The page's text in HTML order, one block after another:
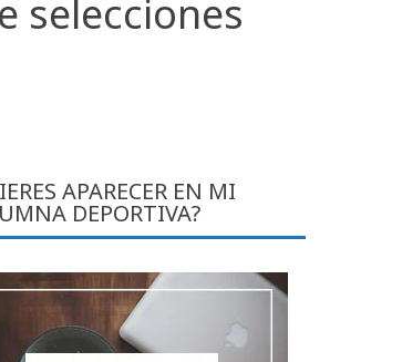
selecciones
APARECER EN MI
DEPORTIVA?